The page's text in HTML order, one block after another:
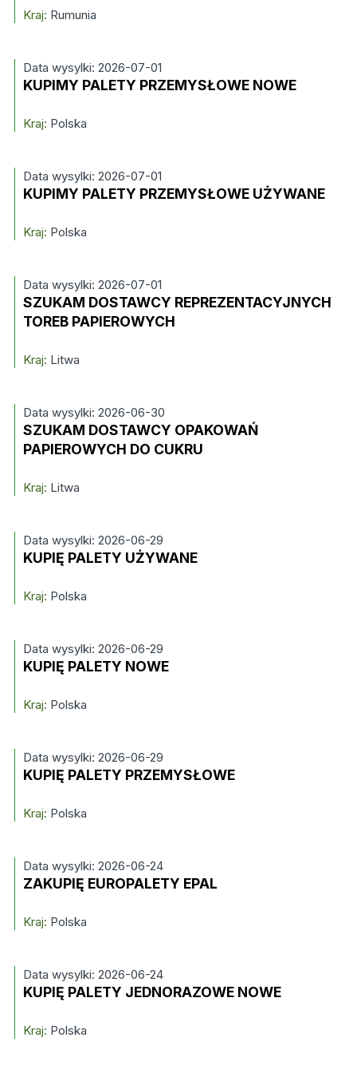
Kraj: Rumunia
Data wysylki: 2026-07-01
KUPIMY PALETY PRZEMYSŁOWE NOWE
Kraj: Polska
Data wysylki: 2026-07-01
KUPIMY PALETY PRZEMYSŁOWE UŻYWANE
Kraj: Polska
Data wysylki: 2026-07-01
SZUKAM DOSTAWCY REPREZENTACYJNYCH
TOREB PAPIEROWYCH
Kraj: Litwa
Data wysylki: 2026-06-30
SZUKAM DOSTAWCY OPAKOWAŃ
PAPIEROWYCH DO CUKRU
Kraj: Litwa
Data wysylki: 2026-06-29
KUPIĘ PALETY UŻYWANE
Kraj: Polska
Data wysylki: 2026-06-29
KUPIĘ PALETY NOWE
Kraj: Polska
Data wysylki: 2026-06-29
KUPIĘ PALETY PRZEMYSŁOWE
Kraj: Polska
Data wysylki: 2026-06-24
ZAKUPIĘ EUROPALETY EPAL
Kraj: Polska
Data wysylki: 2026-06-24
KUPIĘ PALETY JEDNORAZOWE NOWE
Kraj: Polska